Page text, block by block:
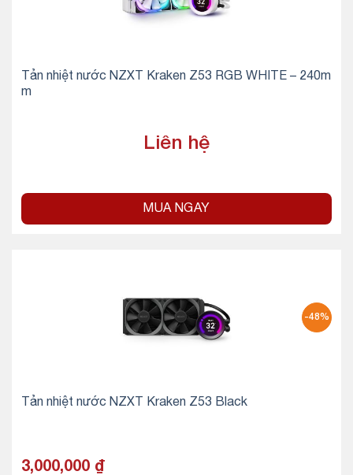
Tản nhiệt nước NZXT Kraken Z53 RGB WHITE – 240m
m
Liên hệ
MUA NGAY
-48%
Tản nhiệt nước NZXT Kraken Z53 Black
3,000,000 ₫